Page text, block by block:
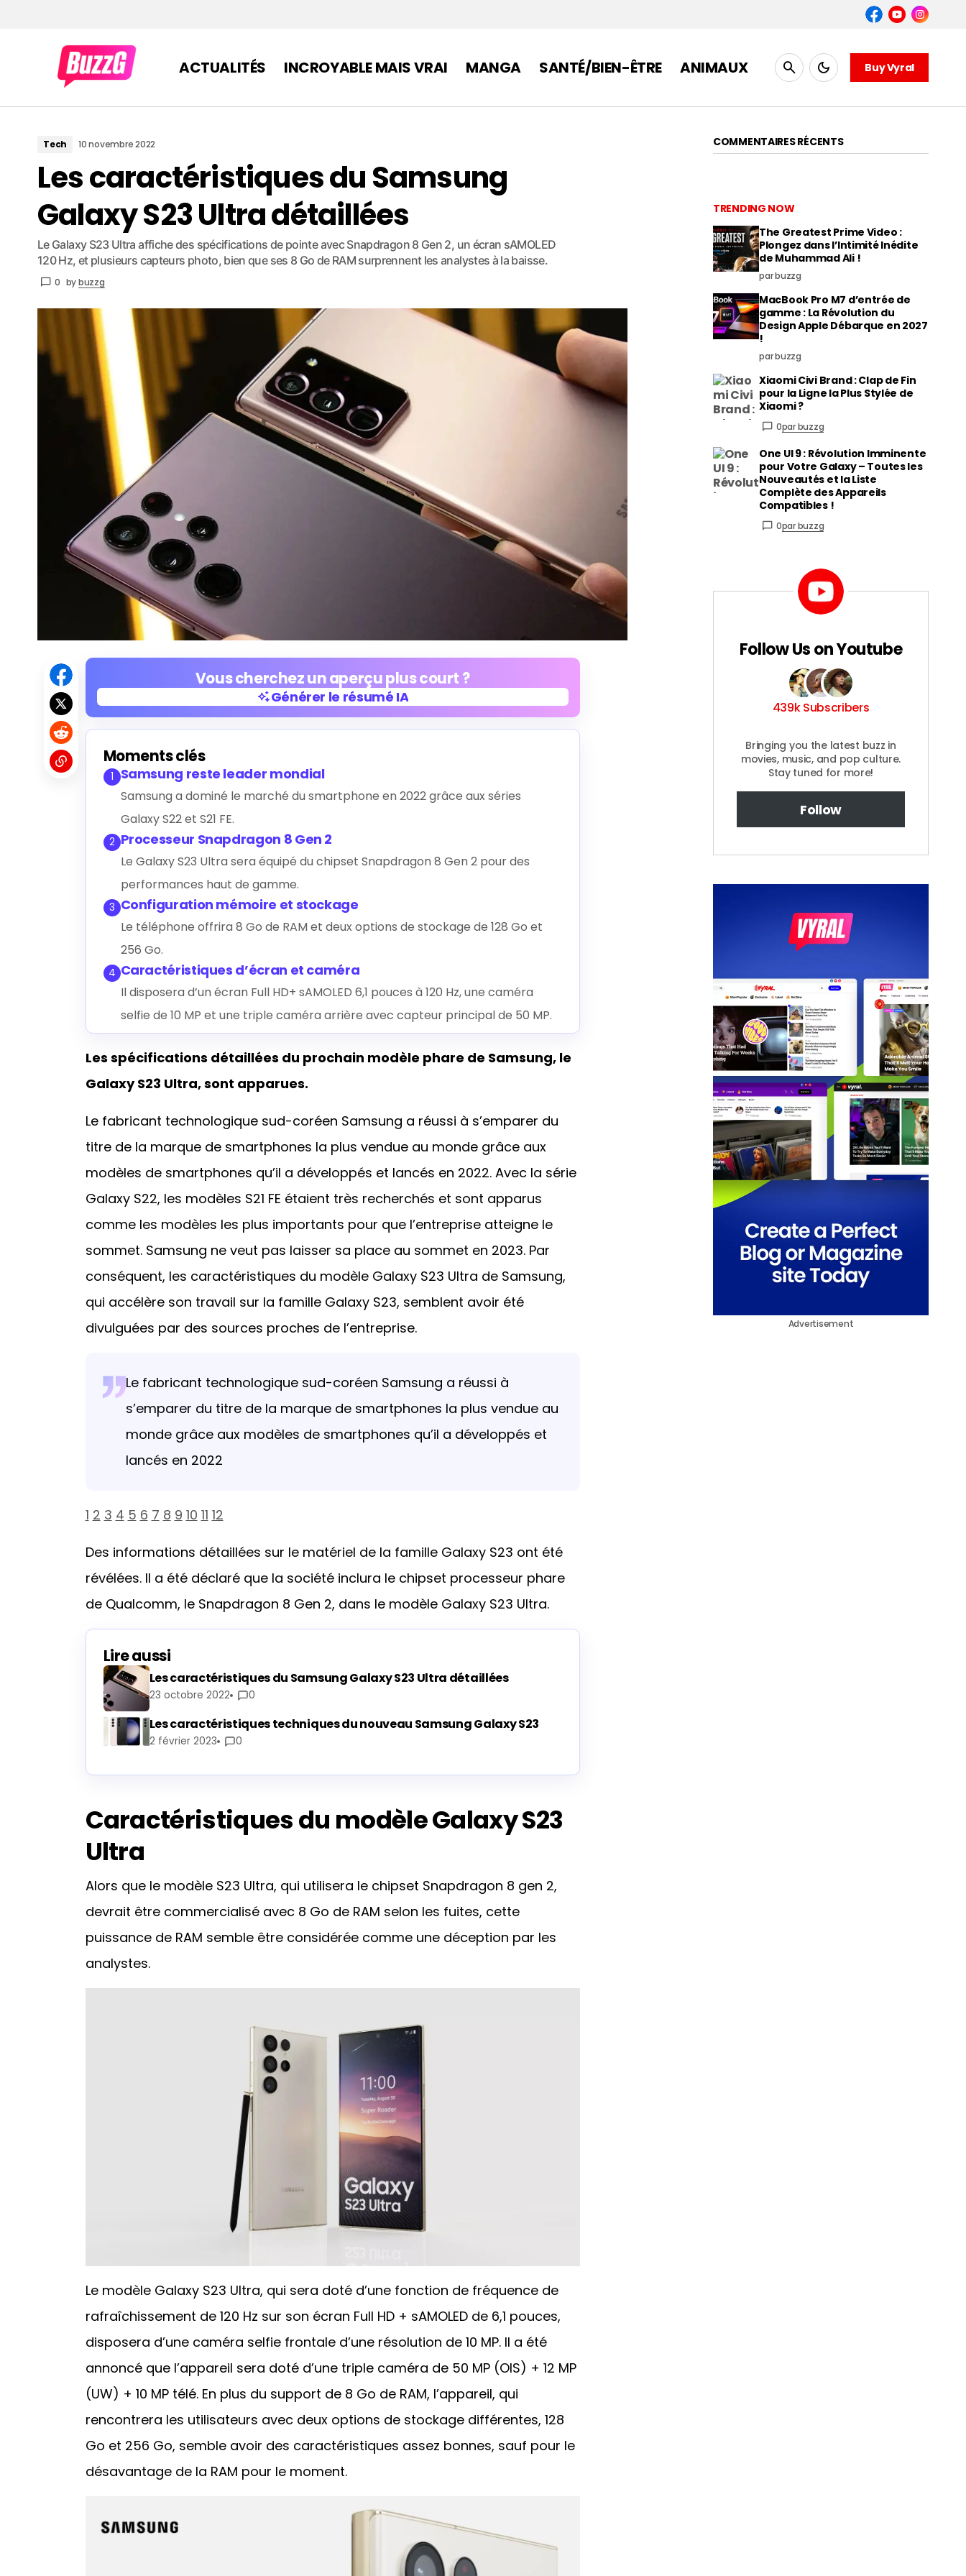
ACTUALITÉS INCROYABLE MAIS VRAI MANGA SANTÉ/BIEN-ÊTRE ANIMAUX Buy Vyral
Tech 10 novembre 2022
Les caractéristiques du Samsung
Galaxy S23 Ultra détaillées
Le Galaxy S23 Ultra affiche des spécifications de pointe avec Snapdragon 8 Gen 2, un écran sAMOLED
120 Hz, et plusieurs capteurs photo, bien que ses 8 Go de RAM surprennent les analystes à la baisse.
0 bybuzzg
Vous cherchez un aperçu plus court ?
Générer le résumé IA
Moments clés
1 Samsung reste leader mondial
Samsung a dominé le marché du smartphone en 2022 grâce aux séries
Galaxy S22 et S21 FE.
2 Processeur Snapdragon 8 Gen 2
Le Galaxy S23 Ultra sera équipé du chipset Snapdragon 8 Gen 2 pour des
performances haut de gamme.
3 Configuration mémoire et stockage
Le téléphone offrira 8 Go de RAM et deux options de stockage de 128 Go et
256 Go.
4 Caractéristiques d’écran et caméra
Il disposera d’un écran Full HD+ sAMOLED 6,1 pouces à 120 Hz, une caméra
selfie de 10 MP et une triple caméra arrière avec capteur principal de 50 MP.
Les spécifications détaillées du prochain modèle phare de Samsung, le
Galaxy S23 Ultra, sont apparues.
Le fabricant technologique sud-coréen Samsung a réussi à s’emparer du
titre de la marque de smartphones la plus vendue au monde grâce aux
modèles de smartphones qu’il a développés et lancés en 2022. Avec la série
Galaxy S22, les modèles S21 FE étaient très recherchés et sont apparus
comme les modèles les plus importants pour que l’entreprise atteigne le
sommet. Samsung ne veut pas laisser sa place au sommet en 2023. Par
conséquent, les caractéristiques du modèle Galaxy S23 Ultra de Samsung,
qui accélère son travail sur la famille Galaxy S23, semblent avoir été
divulguées par des sources proches de l’entreprise.
Le fabricant technologique sud-coréen Samsung a réussi à
s’emparer du titre de la marque de smartphones la plus vendue au
monde grâce aux modèles de smartphones qu’il a développés et
lancés en 2022
1 2 3 4 5 6 7 8 9 10 11 12
Des informations détaillées sur le matériel de la famille Galaxy S23 ont été
révélées. Il a été déclaré que la société inclura le chipset processeur phare
de Qualcomm, le Snapdragon 8 Gen 2, dans le modèle Galaxy S23 Ultra.
Lire aussi
Les caractéristiques du Samsung Galaxy S23 Ultra détaillées
23 octobre 2022 0
Les caractéristiques techniques du nouveau Samsung Galaxy S23
2 février 2023 0
Caractéristiques du modèle Galaxy S23
Ultra
Alors que le modèle S23 Ultra, qui utilisera le chipset Snapdragon 8 gen 2,
devrait être commercialisé avec 8 Go de RAM selon les fuites, cette
puissance de RAM semble être considérée comme une déception par les
analystes.
Le modèle Galaxy S23 Ultra, qui sera doté d’une fonction de fréquence de
rafraîchissement de 120 Hz sur son écran Full HD + sAMOLED de 6,1 pouces,
disposera d’une caméra selfie frontale d’une résolution de 10 MP. Il a été
annoncé que l’appareil sera doté d’une triple caméra de 50 MP (OIS) + 12 MP
(UW) + 10 MP télé. En plus du support de 8 Go de RAM, l’appareil, qui
rencontrera les utilisateurs avec deux options de stockage différentes, 128
Go et 256 Go, semble avoir des caractéristiques assez bonnes, sauf pour le
désavantage de la RAM pour le moment.
COMMENTAIRES RÉCENTS
TRENDING NOW
The Greatest Prime Video :
Plongez dans l’Intimité Inédite
de Muhammad Ali !
par buzzg
MacBook Pro M7 d’entrée de
gamme : La Révolution du
Design Apple Débarque en 2027
!
par buzzg
Xiaomi Civi Brand : Clap de Fin
pour la Ligne la Plus Stylée de
Xiaomi ?
0par buzzg
One UI 9 : Révolution Imminente
pour Votre Galaxy – Toutes les
Nouveautés et la Liste
Complète des Appareils
Compatibles !
0par buzzg
Follow Us on Youtube
439k Subscribers
Bringing you the latest buzz in
movies, music, and pop culture.
Stay tuned for more!
Follow
Advertisement